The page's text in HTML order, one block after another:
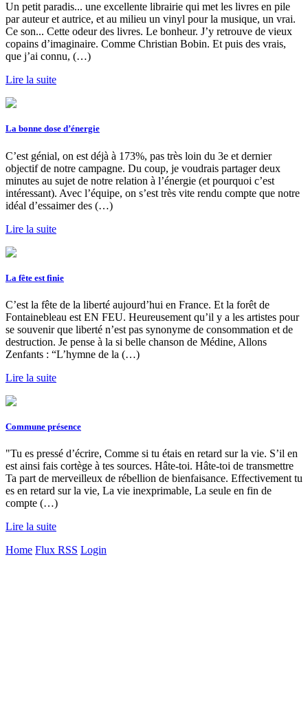
Un petit paradis... une excellente librairie qui met les livres en pile
par auteur et autrice, et au milieu un vinyl pour la musique, un vrai.
Ce son... Cette odeur des livres. Le bonheur. J’y retrouve de vieux
copains d’imaginaire. Comme Christian Bobin. Et puis des vrais,
que j’ai connu, (…)
Lire la suite
La bonne dose d’énergie
C’est génial, on est déjà à 173%, pas très loin du 3e et dernier
objectif de notre campagne. Du coup, je voudrais partager deux
minutes au sujet de notre relation à l’énergie (et pourquoi c’est
intéressant). Avec l’équipe, on s’est très vite rendu compte que notre
idéal d’essaimer des (…)
Lire la suite
La fête est finie
C’est la fête de la liberté aujourd’hui en France. Et la forêt de
Fontainebleau est EN FEU. Heureusement qu’il y a les artistes pour
se souvenir que liberté n’est pas synonyme de consommation et de
destruction. Je pense à la si belle chanson de Médine, Allons
Zenfants : “L’hymne de la (…)
Lire la suite
Commune présence
"Tu es pressé d’écrire, Comme si tu étais en retard sur la vie. S’il en
est ainsi fais cortège à tes sources. Hâte-toi. Hâte-toi de transmettre
Ta part de merveilleux de rébellion de bienfaisance. Effectivement tu
es en retard sur la vie, La vie inexprimable, La seule en fin de
compte (…)
Lire la suite
Home Flux RSS Login